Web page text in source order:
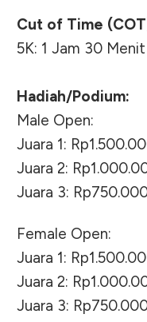
Cut of Time
5K: 1 Jam 30
Hadiah/Podium:
Male Open:
Juara 1:
Juara 2:
Juara 3:
Female Open:
Juara 1:
Juara 2:
Juara 3: